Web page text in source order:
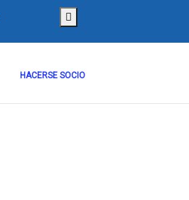
HACERSE SOCIO